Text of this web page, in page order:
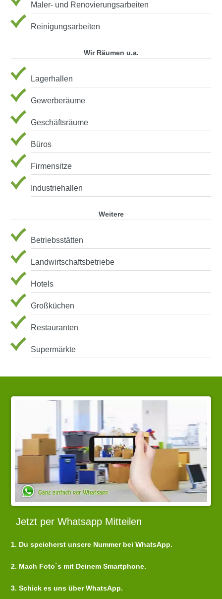
Maler- und Renovierungsarbeiten
Reinigungsarbeiten
Wir Räumen u.a.
Lagerhallen
Gewerberäume
Geschäftsräume
Büros
Firmensitze
Industriehallen
Weitere
Betriebsstätten
Landwirtschaftsbetriebe
Hotels
Großküchen
Restauranten
Supermärkte
Jetzt per Whatsapp Mitteilen
1. Du speicherst unsere Nummer bei WhatsApp.
2. Mach Foto´s mit Deinem Smartphone.
3. Schick es uns über WhatsApp.